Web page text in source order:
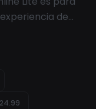
de
de oro,
SO:
No Soporta